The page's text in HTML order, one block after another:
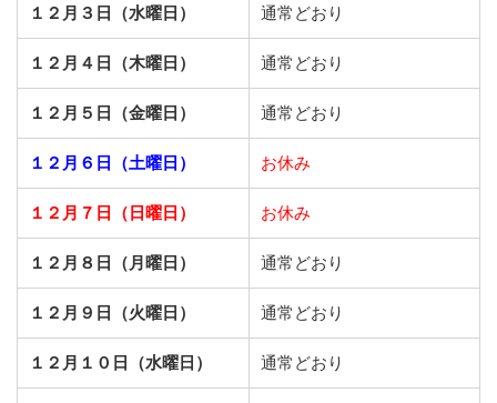
１２月３日（水曜日） 通常どおり
１２月４日（木曜日） 通常どおり
１２月５日（金曜日） 通常どおり
１２月６日（土曜日） お休み
１２月７日（日曜日） お休み
１２月８日（月曜日） 通常どおり
１２月９日（火曜日） 通常どおり
１２月１０日（水曜日） 通常どおり